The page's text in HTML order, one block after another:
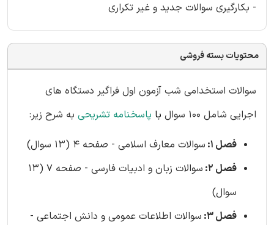
- بکارگیری سوالات جدید و غیر تکراری
محتویات بسته فروشی
سوالات استخدامی شب آزمون اول فراگیر دستگاه های
اجرایی شامل 100 سوال
با پاسخنامه تشریحی به شرح زیر:
فصل 1:
سوالات معارف اسلامی - صفحه 4 (13 سوال)
فصل 2:
سوالات زبان و ادبیات فارسی - صفحه 7 (13
سوال)
فصل 3:
سوالات اطلاعات عمومی و دانش اجتماعی -